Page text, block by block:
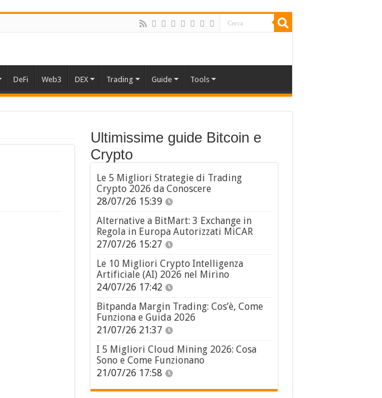
DeFi Web3 DEX Trading Guide Tools
Ultimissime guide Bitcoin e
Crypto
Le 5 Migliori Strategie di Trading
Crypto 2026 da Conoscere
28/07/26 15:39
Alternative a BitMart: 3 Exchange in
Regola in Europa Autorizzati MiCAR
27/07/26 15:27
Le 10 Migliori Crypto Intelligenza
Artificiale (AI) 2026 nel Mirino
24/07/26 17:42
Bitpanda Margin Trading: Cos’è, Come
Funziona e Guida 2026
21/07/26 21:37
I 5 Migliori Cloud Mining 2026: Cosa
Sono e Come Funzionano
21/07/26 17:58